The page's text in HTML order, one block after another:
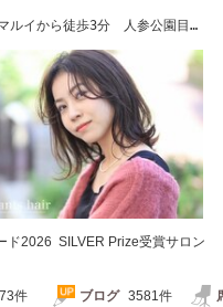
ルイから徒歩3分 人参公園目の
2026 SILVER Prize受賞サロン
件 ブログ 3581件